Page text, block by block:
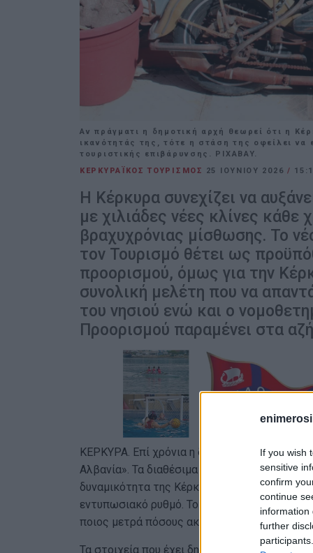
If you wish
sensitive
confirm
continue
information
further
Αν πράγματι η δημοτική αρχή θεωρεί ότι η
ικανότητάς της, τότε η στάση της οφείλει να
τουριστικής επιβάρυνσης. PIXABAY.
ΚΕΡΚΥΡΑΪΚΟΣ ΤΟΥΡΙΣΜΟΣ
25 ΙΟΥΝΊΟΥ 2026 /
Η Κέρκυρα συνεχίζει να
με χιλιάδες νέες κλίνες
βραχυχρόνιας μίσθωσης. Το
τον Τουρισμό θέτει ως
προορισμού, όμως για την
συνολική μελέτη που να
του νησιού ενώ και ο
Προορισμού παραμένει στα
ΚΕΡΚΥΡΑ. Επί χρόνια η δημόσια συζήτηση
Αλβανία». Τα διαθέσιμα στοιχεία δείχνουν
δυναμικότητα της Κέρκυρας όχι μόνο δεν
εντυπωσιακό ρυθμό. Το ερώτημα δεν είναι
ποιος μετρά πόσους ακόμη μπορεί να αντέξει
Τα στοιχεία που έχει δημοσιοποιήσει η